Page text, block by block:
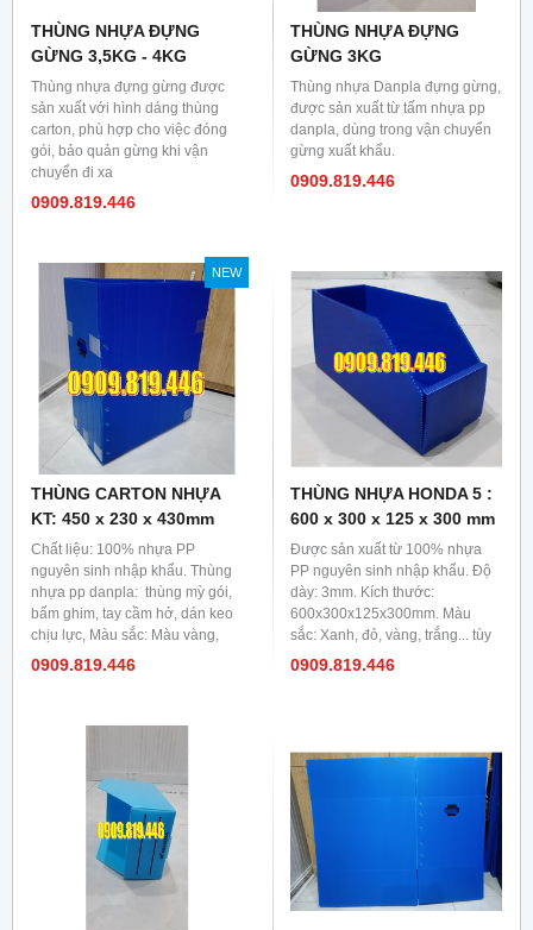
THÙNG NHỰA ĐỰNG
GỪNG 3,5KG - 4KG
Thùng nhựa đựng gừng được
sản xuất với hình dáng thùng
carton, phù hợp cho việc đóng
gói, bảo quản gừng khi vận
chuyển đi xa
0909.819.446
THÙNG NHỰA ĐỰNG
GỪNG 3KG
Thùng nhựa Danpla đựng gừng,
được sản xuất từ tấm nhựa pp
danpla, dùng trong vận chuyển
gừng xuất khẩu.
0909.819.446
NEW
THÙNG CARTON NHỰA
KT: 450 x 230 x 430mm
Chất liệu: 100% nhựa PP
nguyên sinh nhập khẩu. Thùng
nhựa pp danpla: thùng mỳ gói,
bấm ghim, tay cầm hở, dán keo
chịu lực, Màu sắc: Màu vàng,
trắng sữa, xám, xanh blue, xanh
0909.819.446
THÙNG NHỰA HONDA 5 :
600 x 300 x 125 x 300 mm
Được sản xuất từ 100% nhựa
PP nguyên sinh nhập khẩu. Độ
dày: 3mm. Kích thước:
600x300x125x300mm. Màu
sắc: Xanh, đỏ, vàng, trắng... tùy
khách hàng lựa chọn.
0909.819.446